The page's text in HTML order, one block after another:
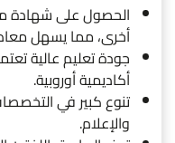
الحصول على شهادة
أخرى، مما يسهل
جودة تعليم عالية
أكاديمية أوروبية.
تنوع كبير في
والإعلام.